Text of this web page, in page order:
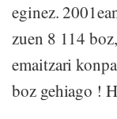
eginez.
zuen 8 114
emaitzari
boz gehiago !